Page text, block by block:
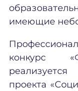
имеющие
конкурс
проекта